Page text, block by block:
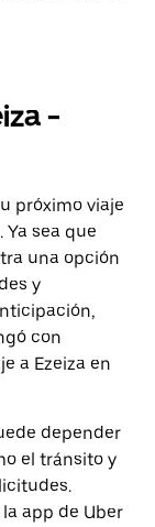
-
próximo viaje
sea que
una opción
y
con
a Ezeiza en
depender
el tránsito y
app de Uber